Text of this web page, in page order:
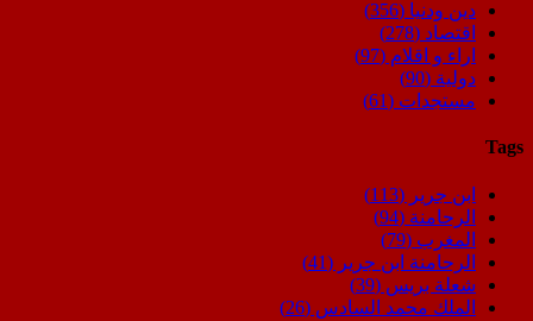
دين ودنيا (356)
اقتصاد (278)
اراء و اقلام (97)
دولية (90)
مستجدات (61)
Tags
ابن جرير (113)
الرحامنة (94)
المغرب (79)
الرحامنة ابن جرير (41)
شعلة بريس (39)
الملك محمد السادس (26)